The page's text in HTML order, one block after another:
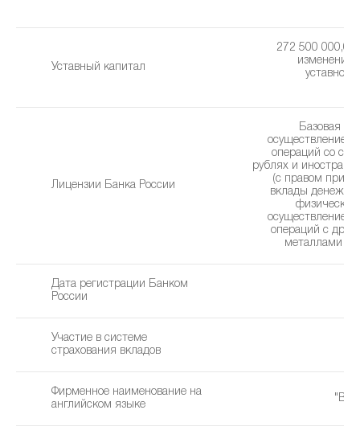
Уставный капитал
272 500 000,00
изменения
уставного
Лицензии Банка России
Базовая
осуществление
операций со
рублях и
(с правом
вклады
осуществление
операций с
металлами
Дата регистрации Банком
России
Участие в системе
страхования вкладов
Фирменное наименование на
английском языке